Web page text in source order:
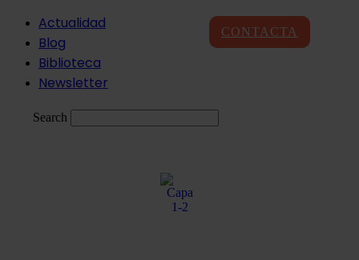
contenido
Actualidad
Blog
Biblioteca
Newsletter
Search
CONTACTA